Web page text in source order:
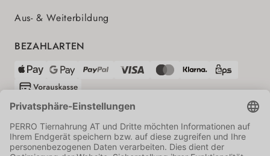
Aus- & Weiterbildung
BEZAHLARTEN
VERSANDPARTNER